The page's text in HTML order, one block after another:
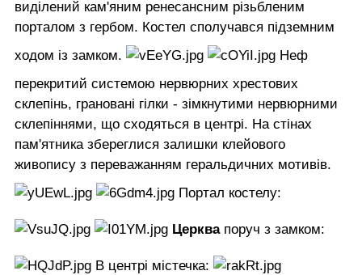
виділений кам'яним ренесансним різьбленим
порталом з гербом. Костел сполучався підземним
ходом із замком.
Неф
перекритий системою нервюрних хрестових
склепінь, грановані гілки - зімкнутими нервюрними
склепіннями, що сходяться в центрі. На стінах
пам'ятника збереглися залишки клейового
живопису з переважанням геральдичних мотивів.
Портал костелу:
Церква поруч з замком:
В центрі містечка: